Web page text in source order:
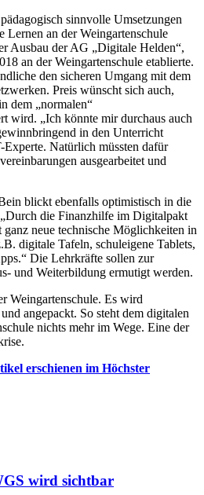
sinnvolle Umsetzungen
Lernen an der Weingartenschule
Ausbau der AG „Digitale Helden“,
an der Weingartenschule etablierte.
den sicheren Umgang mit dem
Preis wünscht sich auch,
dem „normalen“
wird. „Ich könnte mir durchaus auch
in den Unterricht
Experte. Natürlich müssten dafür
ausgearbeitet und
blickt ebenfalls optimistisch in die
die Finanzhilfe im Digitalpakt
neue technische Möglichkeiten in
digitale Tafeln, schuleigene Tablets,
Die Lehrkräfte sollen zur
und Weiterbildung ermutigt werden.
Weingartenschule. Es wird
angepackt. So steht dem digitalen
nichts mehr im Wege. Eine der
erschienen im Höchster
wird sichtbar